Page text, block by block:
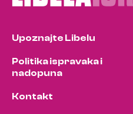
Upoznajte Libelu
Politika ispravaka i
nadopuna
Kontakt